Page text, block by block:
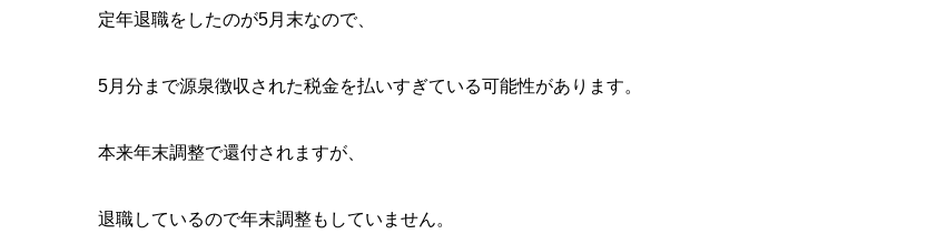
定年退職をしたのが5月末なので、
5月分まで源泉徴収された税金を払いすぎている可能性があります。
本来年末調整で還付されますが、
退職しているので年末調整もしていません。